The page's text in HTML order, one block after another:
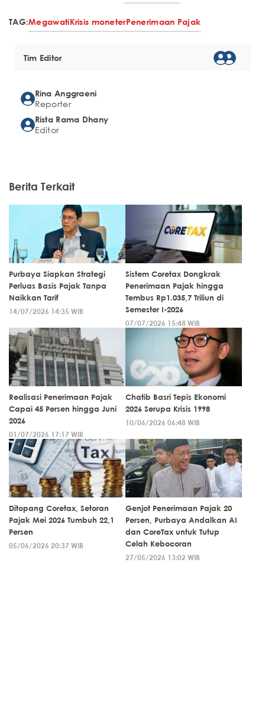
TAG:MegawatiKrisis moneterPenerimaan Pajak
Tim Editor
Rina Anggraeni
Reporter
Rista Rama Dhany
Editor
Berita Terkait
Purbaya Siapkan Strategi
Perluas Basis Pajak Tanpa
Naikkan Tarif
14/07/2026 14:35 WIB
Sistem Coretax Dongkrak
Penerimaan Pajak hingga
Tembus Rp1.035,7 Triliun di
Semester I-2026
07/07/2026 15:48 WIB
Realisasi Penerimaan Pajak
Capai 45 Persen hingga Juni
2026
01/07/2026 17:17 WIB
Chatib Basri Tepis Ekonomi
2026 Serupa Krisis 1998
10/06/2026 06:48 WIB
Ditopang Coretax, Setoran
Pajak Mei 2026 Tumbuh 22,1
Persen
05/06/2026 20:37 WIB
Genjot Penerimaan Pajak 20
Persen, Purbaya Andalkan AI
dan CoreTax untuk Tutup
Celah Kebocoran
27/05/2026 13:02 WIB